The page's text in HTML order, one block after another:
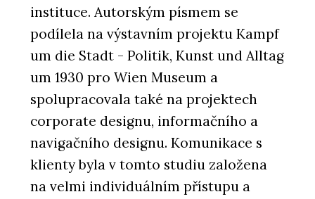
instituce. Autorským písmem se
podílela na výstavním projektu Kampf
um die Stadt - Politik, Kunst und Alltag
um 1930 pro Wien Museum a
spolupracovala také na projektech
corporate designu, informačního a
navigačního designu. Komunikace s
klienty byla v tomto studiu založena
na velmi individuálním přístupu a